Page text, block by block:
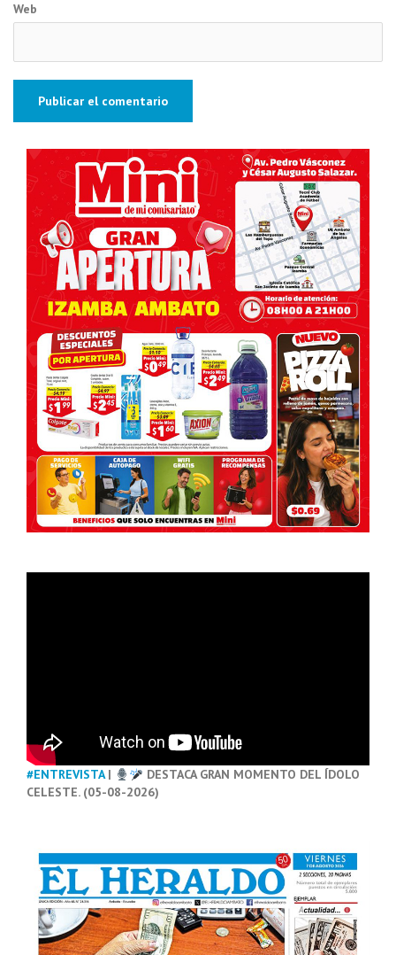
Web
#ENTREVISTA|
DESTACA GRAN MOMENTO DEL ÍDOLO
CELESTE. (05-08-2026)